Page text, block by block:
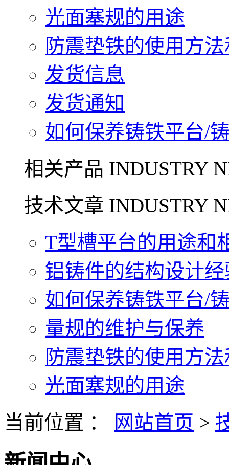
光面塞规的用途
防震垫铁的使用方
发货信息
发货通知
如何保养铸铁平台/
相关产品 INDUSTRY
技术文章 INDUSTRY
T型槽平台的用途和
铝铸件的结构设计经
如何保养铸铁平台/
量规的维护与保养
防震垫铁的使用方
光面塞规的用途
当前位置 ：
网站首页 >